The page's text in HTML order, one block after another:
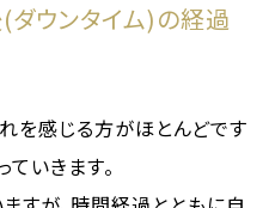
ウンタイム)の経過
を感じる方がほとんどです
いきます。